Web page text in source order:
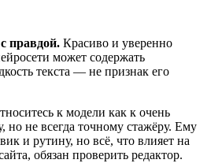
правдой. Красиво и уверенно
может содержать
текста — не признак его
к модели как к очень
но не всегда точному стажёру. Ему
и рутину, но всё, что влияет на
обязан проверить редактор.